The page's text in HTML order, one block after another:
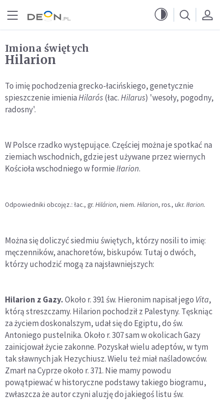
Imiona świętych
Hilarion
To imię pochodzenia grecko-łacińskiego, genetycznie
spieszczenie imieniaHilarós(łac.Hilarus) 'wesoły, pogodny,
radosny'.
W Polsce rzadko występujące. Częściej można je spotkać na
ziemiach wschodnich, gdzie jest używane przez wiernych
Kościoła wschodniego w formieIłarion.
Odpowiedniki obcojęz.: łac., gr. Hilárion, niem. Hilarion, ros., ukr. Iłarion.
Można się doliczyć siedmiu świętych, którzy nosili to imię:
męczenników, anachoretów, biskupów. Tutaj o dwóch,
którzy uchodzić mogą za najsławniejszych:
Hilarion z Gazy.Około r. 391 św. Hieronim napisał jego Vita,
którą streszczamy. Hilarion pochodził z Palestyny. Tęskniąc
za życiem doskonalszym, udał się do Egiptu, do św.
Antoniego pustelnika. Około r. 307 sam w okolicach Gazy
zainicjował życie zakonne. Pozyskał wielu adeptów, w tym
tak sławnych jak Hezychiusz. Wielu też miał naśladowców.
Zmarł na Cyprze około r. 371. Nie mamy powodu
powątpiewać w historyczne podstawy takiego biogramu,
zwłaszcza że autor czyni aluzję do jakiegoś listu św.